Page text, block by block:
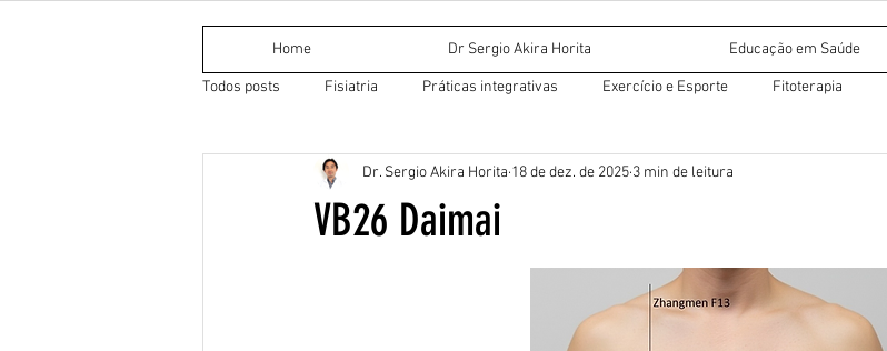
Home Dr Sergio Akira Horita Educação em Saúde
Todos posts
Fisiatria Práticas integrativas Exercício e Esporte Fitoterapia
Medicina Tradicional Chinesa Dor miofascial Dietética chinesa
VB26 Daimai
Dr. Sergio Akira Horita 18 de dez. de 2025 3 min de leitura